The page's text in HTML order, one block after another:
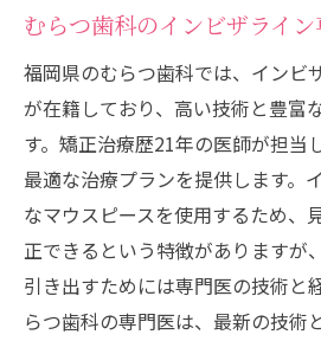
むらつ歯科のインビザライ
福岡県のむらつ歯科では、インビ
が在籍しており、高い技術と豊富
す。矯正治療歴21年の医師が担当
最適な治療プランを提供します。
なマウスピースを使用するため、
正できるという特徴がありますが
引き出すためには専門医の技術と
らつ歯科の専門医は、最新の技術